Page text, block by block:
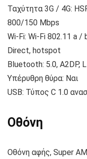
Ταχύτητα 3G / 4G:
800/150 Mbps
Wi-Fi: Wi-Fi 802.11 a
Direct, hotspot
Bluetooth: 5.0, A2DP,
Υπέρυθρη θύρα: Ναι
USB: Τύπος C 1.0
Οθόνη
Οθόνη αφής, Super